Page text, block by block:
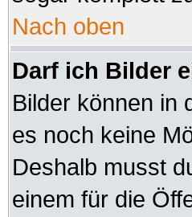
Nach oben
Darf ich Bilder
Bilder können in
es noch keine
Deshalb musst
einem für die